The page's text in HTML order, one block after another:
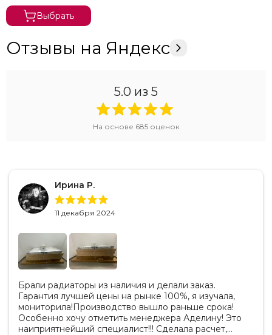
Выбрать
Отзывы на Яндекс
5.0 из 5
На основе 685оценок
Ирина Р.
11 декабря 2024
Брали радиаторы из наличия и делали заказ.
Гарантия лучшей цены на рынке 100%, я изучала,
мониторила!Производство вышло раньше срока!
Особенно хочу отметить менеджера Аделину! Это
наиприятнейший специалист!!! Сделала расчет,